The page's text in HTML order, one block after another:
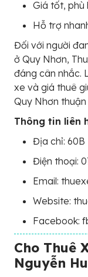
Giá tốt, phù
Hỗ trợ
Đối với người
ở Quy Nhơn,
đáng cân nhắc.
xe và giá thuê
Quy Nhơn thuận
Thông tin liên
Địa chỉ: 60B
Điện thoại:
Email:
Website:
Facebook:
Cho Thuê
Nguyễn